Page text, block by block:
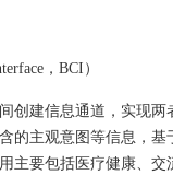
，BCI）
创建信息通道，实现
的主观意图等信息，
主要包括医疗健康、